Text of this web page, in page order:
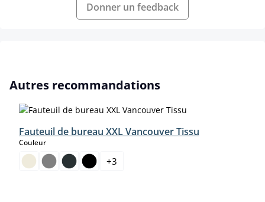
Donner un feedback
Ignorer la galerie de produits
Autres recommandations
Fauteuil de bureau XXL Vancouver Tissu
Couleurselect
+3